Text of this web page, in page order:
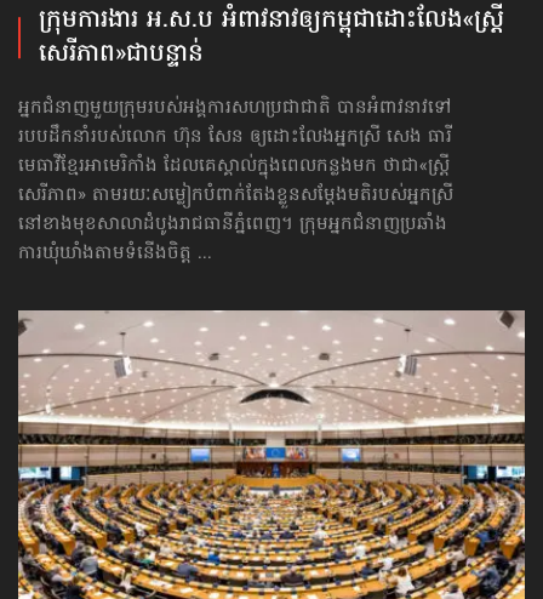
ក្រុមការងារ អ.ស.ប អំពាវនាវ​ឲ្យកម្ពុជា​ដោះលែង​«ស្ត្រី
សេរីភាព»​ជាបន្ទាន់
អ្នកជំនាញមួយក្រុមរបស់អង្គការសហប្រជាជាតិ បានអំពាវនាវទៅ​
របបដឹកនាំរបស់លោក ហ៊ុន សែន ឲ្យដោះលែងអ្នកស្រី សេង ធារី
មេធាវីខ្មែរអាមេរិកាំង ដែលគេស្គាល់ក្នុងពេលកន្លងមក ថាជា«ស្ត្រី
សេរីភាព» តាមរយៈសម្លៀកបំពាក់តែងខ្លួនសម្ដែងមតិរបស់អ្នកស្រី
នៅខាងមុខសាលាដំបូងរាជធានីភ្នំពេញ។ ក្រុមអ្នកជំនាញប្រឆាំង
ការឃុំឃាំងតាមទំនើងចិត្ត ...